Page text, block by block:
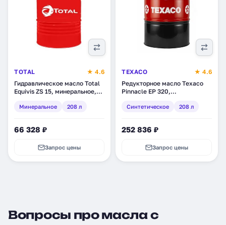
TOTAL
★ 4.6
Гидравлическое масло Total
Equivis ZS 15, минеральное,
Минеральное 208 л
66 328 ₽
Запрос цены
TEXACO
★ 4.6
Редукторное масло Texaco
Pinnacle EP 320,
(802081DEE)
Синтетическое 208 л
252 836 ₽
Запрос цены
Вопросы про масла с